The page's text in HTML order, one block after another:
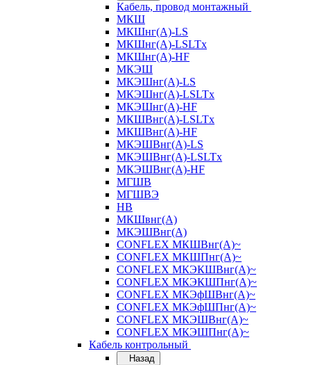
Кабель, провод монтажный
МКШ
МКШнг(А)-LS
МКШнг(А)-LSLTx
МКШнг(А)-HF
МКЭШ
МКЭШнг(А)-LS
МКЭШнг(А)-LSLTx
МКЭШнг(А)-HF
МКШВнг(A)-LSLTx
МКШВнг(А)-HF
МКЭШВнг(А)-LS
МКЭШВнг(A)-LSLTx
МКЭШВнг(А)-HF
МГШВ
МГШВЭ
НВ
МКШвнг(А)
МКЭШВнг(А)
CONFLEX МКШВнг(А)~
CONFLEX МКШПнг(А)~
CONFLEX МКЭКШВнг(А)~
CONFLEX МКЭКШПнг(А)~
CONFLEX МКЭфШВнг(А)~
CONFLEX МКЭфШПнг(А)~
CONFLEX МКЭШВнг(А)~
CONFLEX МКЭШПнг(А)~
Кабель контрольный
Назад